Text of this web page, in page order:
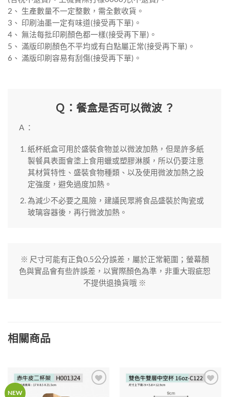
2、 生產數量不一定整數，需全數收貨。
3、 印刷油墨一定有味道(接受再下單)。
4、 無法每批印刷顏色都一樣(接受再下單)。
5、 滿版印刷顏色不平均或有白點屬正常(接受再下單)。
6、 滿版印刷容易有刮傷(接受再下單)。
Ｑ：餐盒是否可以微波 ？
Ａ：
紙杯紙盒可用於盛裝食物並以微波加熱，但是許多紙
製餐具表面會塗上食用蠟或塑膠淋膜，所以仍要注意
其材質特性、盛裝食物種類、以及使用微波加熱之設
定強度，避免過度加熱。
為減少不必要之風險，建議民眾將食品盛裝於陶瓷或
玻璃容器後，再行微波加熱。
※ 尺寸可能有正負0.5公分誤差，屬於正常範圍；螢幕顏
色與實品會有些許誤差，以實際顏色為準，非重大瑕疵恕
不提供退換貨哦 ※
相關商品
NEW